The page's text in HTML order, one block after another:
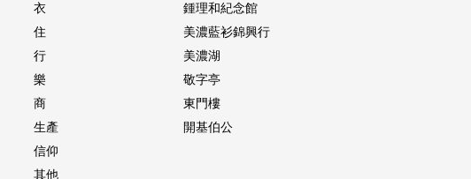
衣
住
行
樂
商
生產
信仰
其他
鍾理和紀念館
美濃藍衫錦興行
美濃湖
敬字亭
東門樓
開基伯公